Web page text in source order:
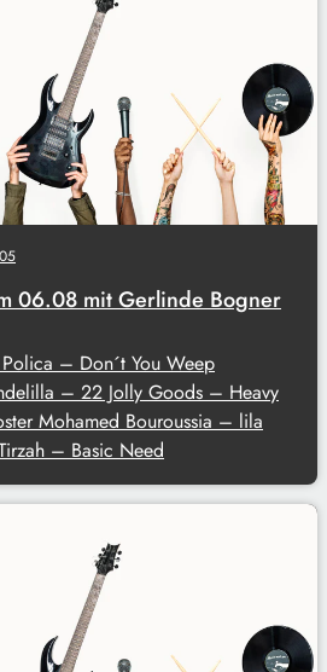
06.08 mit Gerlinde Bogner
– Don´t You Weep
– 22 Jolly Goods – Heavy
Mohamed Bouroussia – lila
– Basic Need